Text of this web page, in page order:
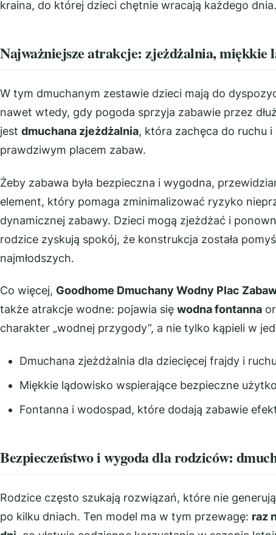
kraina, do której dzieci chętnie wracają każdego dnia.
Najważniejsze atrakcje: zjeżdżalnia, miękkie
W tym dmuchanym zestawie dzieci mają do
nawet wtedy, gdy pogoda sprzyja zabawie przez
jest dmuchana zjeżdżalnia, która zachęca do ruchu
prawdziwym placem zabaw.
Żeby zabawa była bezpieczna i wygodna,
element, który pomaga zminimalizować ryzyko
dynamicznej zabawy. Dzieci mogą zjeżdżać i
rodzice zyskują spokój, że konstrukcja została
najmłodszych.
Co więcej, Goodhome Dmuchany Wodny Plac
także atrakcje wodne: pojawia się wodna fontanna
charakter „wodnej przygody”, a nie tylko kąpieli w
Dmuchana zjeżdżalnia dla dziecięcej frajdy i ruchu
Miękkie lądowisko wspierające bezpieczne
Fontanna i wodospad, które dodają zabawie
Bezpieczeństwo i wygoda dla rodziców:
Rodzice często szukają rozwiązań, które nie
po kilku dniach. Ten model ma w tym przewagę: raz